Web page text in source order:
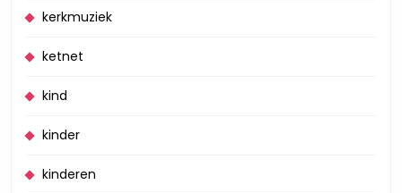
kerkmuziek
ketnet
kind
kinder
kinderen